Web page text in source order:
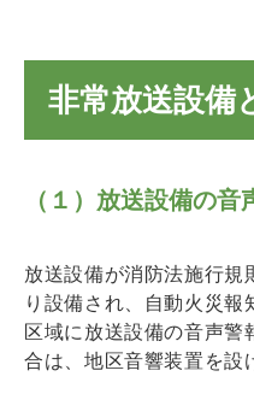
非常放送設備
（１）放送設備の
放送設備が消防法施行規
り設備され、自動火災
区域に放送設備の音声警
合は、地区音響装置を設